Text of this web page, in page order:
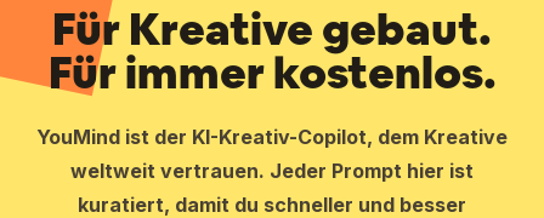
Für Kreative gebaut.
Für immer kostenlos.
YouMind ist der KI-Kreativ-Copilot, dem Kreative
weltweit vertrauen. Jeder Prompt hier ist
kuratiert, damit du schneller und besser